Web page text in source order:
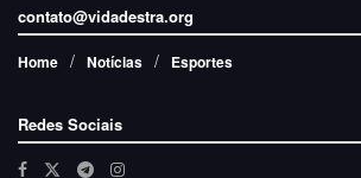
contato@vidadestra.org
Home Notícias Esportes
Redes Sociais